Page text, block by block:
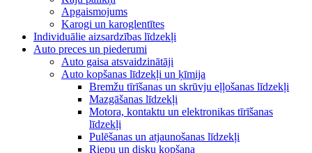
Apgaismojums
Karogi un karoglentītes
Individuālie aizsardzības līdzekļi
Auto preces un piederumi
Auto gaisa atsvaidzinātāji
Auto kopšanas līdzekļi un ķīmija
Bremžu tīrīšanas un skrūvju eļļošanas līdzekļi
Mazgāšanas līdzekļi
Motora, kontaktu un elektronikas tīrīšanas
līdzekļi
Pulēšanas un atjaunošanas līdzekļi
Riepu un disku kopšana